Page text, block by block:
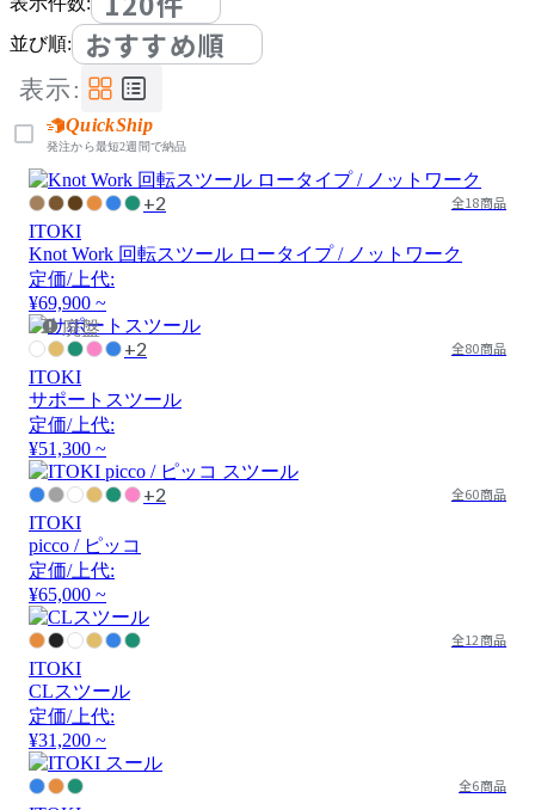
並び順: おすすめ順
表示:
QuickShip
発注から最短2週間で納品
+2 全18商品
ITOKI
Knot Work 回転スツール ロータイプ / ノットワーク
定価/上代:
¥69,900 ~
廃盤
+2 全80商品
ITOKI
サポートスツール
定価/上代:
¥51,300 ~
+2 全60商品
ITOKI
picco / ピッコ
定価/上代:
¥65,000 ~
全12商品
ITOKI
CLスツール
定価/上代:
¥31,200 ~
全6商品